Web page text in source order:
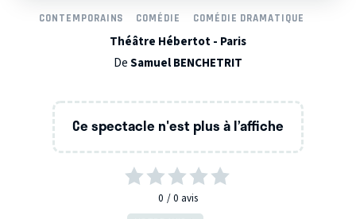
CONTEMPORAINS COMÉDIE COMÉDIE DRAMATIQUE
Théâtre Hébertot - Paris
DeSamuel BENCHETRIT
Ce spectacle n'est plus à l’affiche
0 0 avis